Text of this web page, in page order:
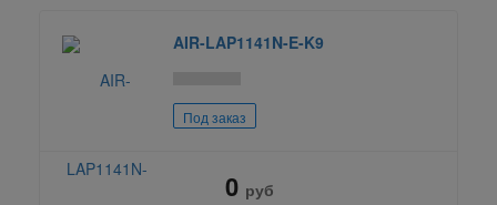
AIR-LAP1141N-E-K9
Под заказ
0 руб